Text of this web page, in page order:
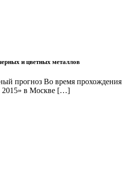
и цветных металлов
прогноз Во время прохождения
2015» в Москве […]